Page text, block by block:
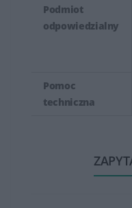
Podmiot
odpowiedzialny
Pomoc
techniczna